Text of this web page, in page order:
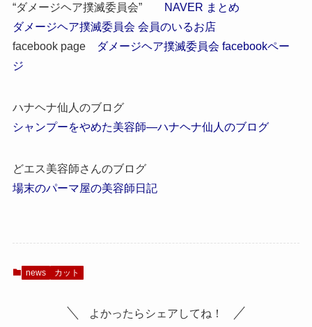
“ダメージヘア撲滅委員会”
NAVER まとめ
ダメージヘア撲滅委員会 会員のいるお店
facebook page
ダメージヘア撲滅委員会 facebookペー
ジ
ハナヘナ仙人のブログ
シャンプーをやめた美容師―ハナヘナ仙人のブログ
どエス美容師さんのブログ
場末のパーマ屋の美容師日記
news カット
よかったらシェアしてね！